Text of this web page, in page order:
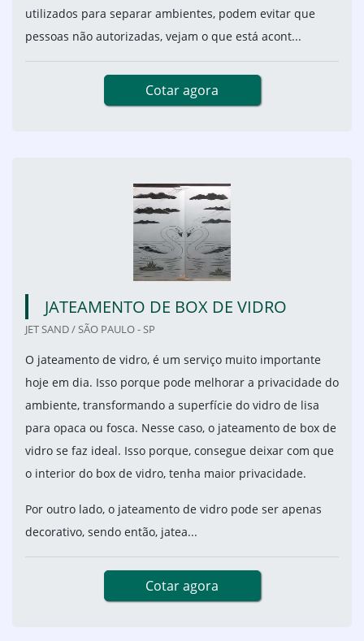
utilizados para separar ambientes, podem evitar que
pessoas não autorizadas, vejam o que está acont...
Cotar agora
JATEAMENTO DE BOX DE VIDRO
JET SAND / SÃO PAULO - SP
O jateamento de vidro, é um serviço muito importante
hoje em dia. Isso porque pode melhorar a privacidade do
ambiente, transformando a superfície do vidro de lisa
para opaca ou fosca. Nesse caso, o jateamento de box de
vidro se faz ideal. Isso porque, consegue deixar com que
o interior do box de vidro, tenha maior privacidade.
Por outro lado, o jateamento de vidro pode ser apenas
decorativo, sendo então, jatea...
Cotar agora